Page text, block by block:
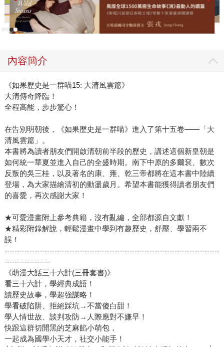
內容簡介
《如果歷史是一群喵15: 大清風雲篇》
大清傳奇降臨！
全程高能，步步驚心！
在告別明朝後，《如果歷史是一群喵》進入了第十五卷——「大
清風雲篇」。
本書將為讀者朋友們開啟清朝前半段的歷史，講述這個新皇朝是
如何統一華夏並進入自己的全盛時期。南下中原的多爾袞、數次
反叛的吳三桂，以及著名的康、雍、乾三帝都將在這本書中陸續
登場，為大家描繪清初的動盪歲月。希望本書能獲得讀者朋友們
的喜愛，再次感謝大家！
★可愛漫畫附上參考典籍，沒有亂編，全部都源自文獻！
★精彩附錄解說，輕鬆漫畫中學到有趣歷史，舒壓、學習兩不
誤！
--------------------------------------------------------------------------------------
------------------
《萌漫大話三十六計(三冊套書)》
看三十六計，學經典成語！
讀歷史故事，學超強謀略！
學看破陷阱、拒絕踩坑→不當傻白甜！
學人情世故、談判攻防→人際應對不嫌早！
快跟這群切開黑的芝麻餡小萌包，
一起成為國學小天才，社交小能手！